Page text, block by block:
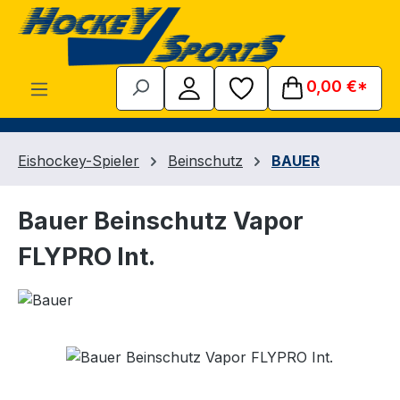
Zum Hauptinhalt springen
0,00 €*
Eishockey-Spieler Beinschutz BAUER
Bauer Beinschutz Vapor
FLYPRO Int.
Bildergalerie überspringen